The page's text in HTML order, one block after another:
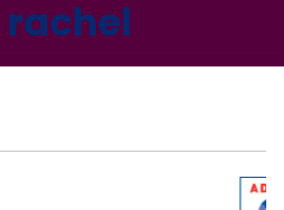
rachel